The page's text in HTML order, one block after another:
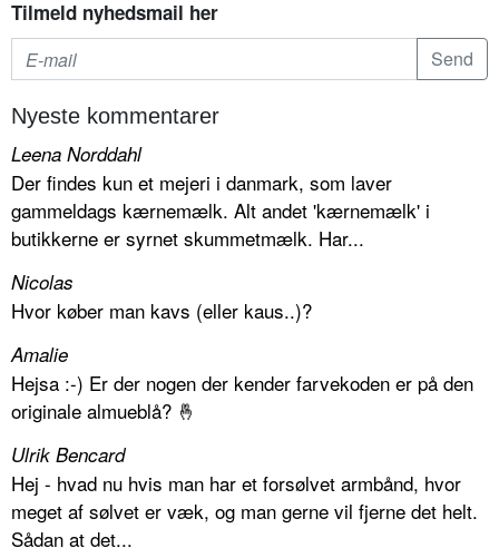
Tilmeld nyhedsmail her
Nyeste kommentarer
Leena Norddahl
Der findes kun et mejeri i danmark, som laver
gammeldags kærnemælk. Alt andet 'kærnemælk' i
butikkerne er syrnet skummetmælk. Har...
Nicolas
Hvor køber man kavs (eller kaus..)?
Amalie
Hejsa :-) Er der nogen der kender farvekoden er på den
originale almueblå? 🤞
Ulrik Bencard
Hej - hvad nu hvis man har et forsølvet armbånd, hvor
meget af sølvet er væk, og man gerne vil fjerne det helt.
Sådan at det...